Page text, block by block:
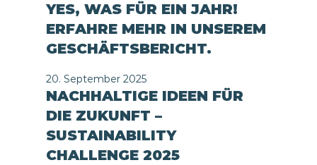
YES, WAS FÜR EIN JAHR!
ERFAHRE MEHR IN UNSEREM
GESCHÄFTSBERICHT.
20. September 2025
NACHHALTIGE IDEEN FÜR
DIE ZUKUNFT –
SUSTAINABILITY
CHALLENGE 2025